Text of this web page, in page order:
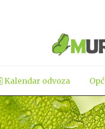
Kalendar odvoza